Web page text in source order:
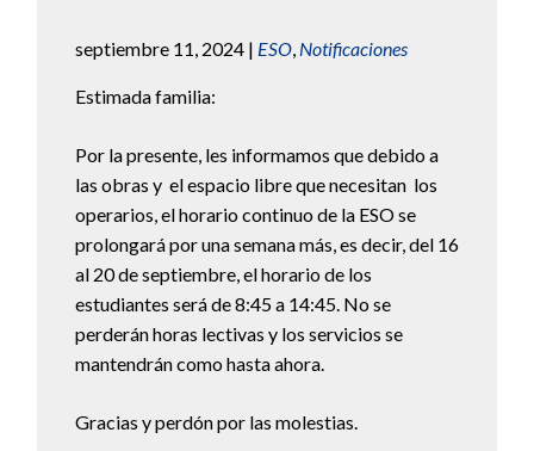
septiembre 11, 2024 | ESO, Notificaciones
Estimada familia:
Por la presente, les informamos que debido a
las obras y el espacio libre que necesitan los
operarios, el horario continuo de la ESO se
prolongará por una semana más, es decir, del 16
al 20 de septiembre, el horario de los
estudiantes será de 8:45 a 14:45. No se
perderán horas lectivas y los servicios se
mantendrán como hasta ahora.
Gracias y perdón por las molestias.